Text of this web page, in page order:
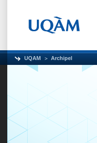
UQAM Archipel